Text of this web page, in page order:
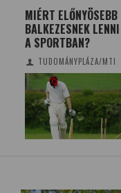
MIÉRT ELŐNYÖSEBB
BALKEZESNEK LENNI
A SPORTBAN?
TUDOMÁNYPLÁZA/MTI